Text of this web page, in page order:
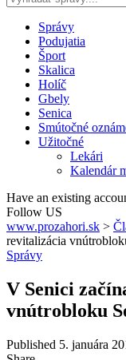
Správy
Podujatia
Šport
Skalica
Holíč
Gbely
Senica
Smútočné
Užitočné
Lekári
Kalendár
Have an existing
Follow US
www.prozahori.sk >
revitalizácia
Správy
V Senici
vnútrobloku
Published 5. januára